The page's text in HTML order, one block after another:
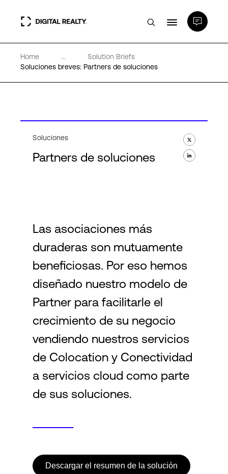
Centros de Datos
Experiencia y recursos
Language
Login
Home ...
Solution Briefs
Soluciones breves: Partners de soluciones
Soluciones
Partners de soluciones
Las asociaciones más
duraderas son mutuamente
beneficiosas. Por eso hemos
diseñado nuestro modelo de
Partner para facilitarle el
crecimiento de su negocio
vendiendo nuestros servicios
de Colocation y Conectividad
a servicios cloud como parte
de sus soluciones.
Descargar el resumen de la solución